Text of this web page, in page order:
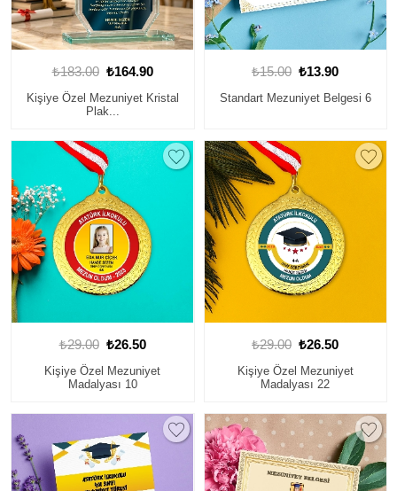
₺183.00 ₺164.90
Kişiye Özel Mezuniyet Kristal
Plak...
₺15.00 ₺13.90
Standart Mezuniyet Belgesi 6
₺29.00 ₺26.50
Kişiye Özel Mezuniyet
Madalyası 10
₺29.00 ₺26.50
Kişiye Özel Mezuniyet
Madalyası 22